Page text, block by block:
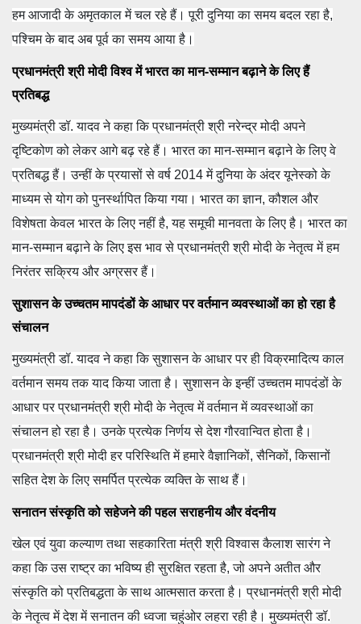
हम आजादी के अमृतकाल में चल रहे हैं। पूरी दुनिया का समय बदल रहा है,
पश्चिम के बाद अब पूर्व का समय आया है।
प्रधानमंत्री श्री मोदी विश्व में भारत का मान-सम्मान बढ़ाने के लिए हैं
प्रतिबद्ध
मुख्यमंत्री डॉ. यादव ने कहा कि प्रधानमंत्री श्री नरेन्द्र मोदी अपने
दृष्टिकोण को लेकर आगे बढ़ रहे हैं। भारत का मान-सम्मान बढ़ाने के लिए वे
प्रतिबद्ध हैं। उन्हीं के प्रयासों से वर्ष 2014 में दुनिया के अंदर यूनेस्को के
माध्यम से योग को पुनर्स्थापित किया गया। भारत का ज्ञान, कौशल और
विशेषता केवल भारत के लिए नहीं है, यह समूची मानवता के लिए है। भारत का
मान-सम्मान बढ़ाने के लिए इस भाव से प्रधानमंत्री श्री मोदी के नेतृत्व में हम
निरंतर सक्रिय और अग्रसर हैं।
सुशासन के उच्चतम मापदंडों के आधार पर वर्तमान व्यवस्थाओं का हो रहा है
संचालन
मुख्यमंत्री डॉ. यादव ने कहा कि सुशासन के आधार पर ही विक्रमादित्य काल
वर्तमान समय तक याद किया जाता है। सुशासन के इन्हीं उच्चतम मापदंडों के
आधार पर प्रधानमंत्री श्री मोदी के नेतृत्व में वर्तमान में व्यवस्थाओं का
संचालन हो रहा है। उनके प्रत्येक निर्णय से देश गौरवान्वित होता है।
प्रधानमंत्री श्री मोदी हर परिस्थिति में हमारे वैज्ञानिकों, सैनिकों, किसानों
सहित देश के लिए समर्पित प्रत्येक व्यक्ति के साथ हैं।
सनातन संस्कृति को सहेजने की पहल सराहनीय और वंदनीय
खेल एवं युवा कल्याण तथा सहकारिता मंत्री श्री विश्वास कैलाश सारंग ने
कहा कि उस राष्ट्र का भविष्य ही सुरक्षित रहता है, जो अपने अतीत और
संस्कृति को प्रतिबद्धता के साथ आत्मसात करता है। प्रधानमंत्री श्री मोदी
के नेतृत्व में देश में सनातन की ध्वजा चहुंओर लहरा रही है। मुख्यमंत्री डॉ.